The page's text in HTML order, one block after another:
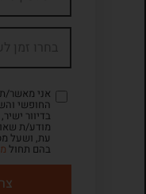
אני מאשר/
החופשי
בדיוור
מודע/ת
עת, ושעל
בהם תחול